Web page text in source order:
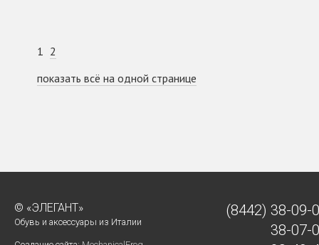
1 2
показать всё на одной странице
© «ЭЛЕГАНТ»
Обувь и аксессуары из Италии
(8442) 38-09-
38-07-